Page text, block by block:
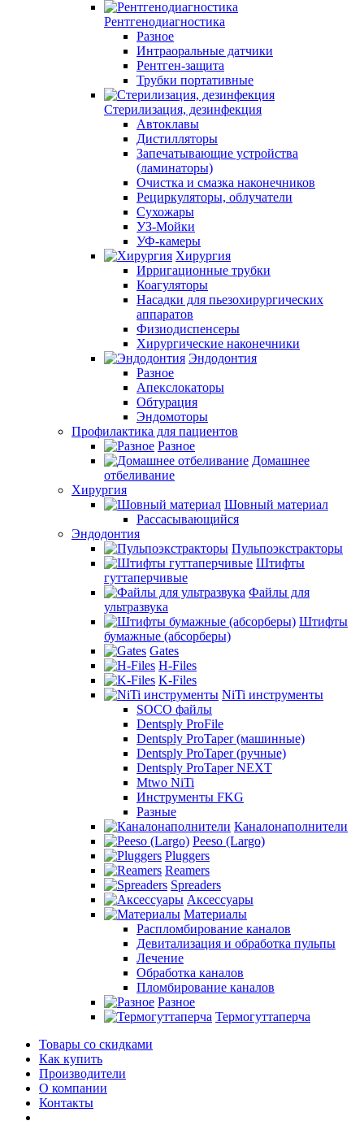
Рентгенодиагностика
Разное
Интраоральные датчики
Рентген-защита
Трубки портативные
Стерилизация, дезинфекция
Автоклавы
Дистилляторы
Запечатывающие устройства
(ламинаторы)
Очистка и смазка наконечников
Рециркуляторы, облучатели
Сухожары
УЗ-Мойки
УФ-камеры
Хирургия
Ирригационные трубки
Коагуляторы
Насадки для пьезохирургических
аппаратов
Физиодиспенсеры
Хирургические наконечники
Эндодонтия
Разное
Апекслокаторы
Обтурация
Эндомоторы
Профилактика для пациентов
Разное
Домашнее
отбеливание
Хирургия
Шовный материал
Рассасывающийся
Эндодонтия
Пульпоэкстракторы
Штифты
гуттаперчивые
Файлы для
ультразвука
Штифты
бумажные (абсорберы)
Gates
H-Files
K-Files
NiTi инструменты
SOCO файлы
Dentsply ProFile
Dentsply ProTaper (машинные)
Dentsply ProTaper (ручные)
Dentsply ProTaper NEXT
Mtwo NiTi
Инструменты FKG
Разные
Каналонаполнители
Peeso (Largo)
Pluggers
Reamers
Spreaders
Аксессуары
Материалы
Распломбирование каналов
Девитализация и обработка пульпы
Лечение
Обработка каналов
Пломбирование каналов
Разное
Термогуттаперча
Товары со скидками
Как купить
Производители
О компании
Контакты